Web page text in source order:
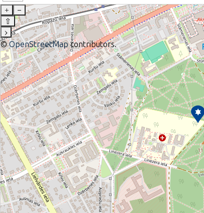
+
–
⇧
›
©OpenStreetMapcontributors.